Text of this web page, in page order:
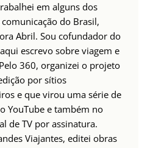
em alguns dos
do Brasil,
Abril. Sou cofundador do
escrevo sobre viagem e
360, organizei o projeto
por sítios
e que virou uma série de
YouTube e também no
de TV por assinatura.
Viajantes, editei obras